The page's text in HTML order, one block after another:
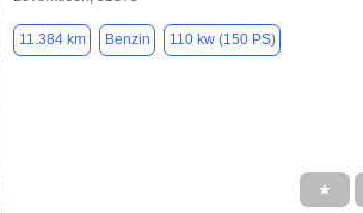
11.384 km Benzin 110 kw (150 PS)
★